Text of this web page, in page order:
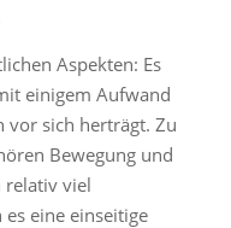
Aspekten: Es
einigem Aufwand
vor sich herträgt. Zu
Bewegung und
relativ viel
eine einseitige